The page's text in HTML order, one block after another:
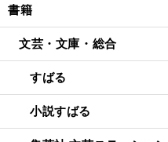
書籍
文芸・文庫・総合
すばる
小説すばる